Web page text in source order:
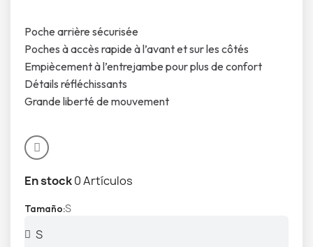
Poche arrière sécurisée
Poches à accès rapide à l’avant et sur les côtés
Empiècement à l’entrejambe pour plus de confort
Détails réfléchissants
Grande liberté de mouvement
En stock0 Artículos
Tamaño S